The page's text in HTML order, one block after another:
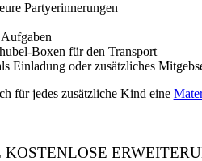
Partyerinnerungen
Boxen für den Transport
Einladung oder zusätzliches
für jedes zusätzliche Kind eine